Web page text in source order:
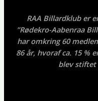
RAA Billardklub er
”Rødekro-Aabenraa
har omkring 60
86 år, hvoraf ca. 15 %
blev stiftet